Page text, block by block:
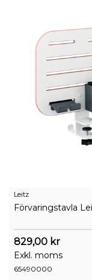
Leitz
Förvaringstavla
829,00 kr
Exkl. moms
65490000